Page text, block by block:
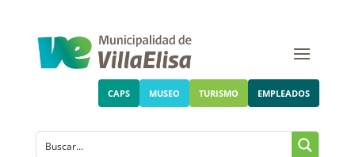
CAPS MUSEO TURISMO EMPLEADOS